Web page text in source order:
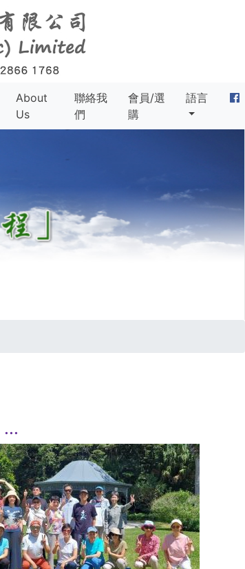
About
Us
聯絡我
們
會員/選
購
語言